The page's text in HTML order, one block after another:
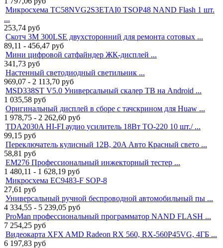
Микросхема TC58NVG2S3ETAI0 TSOP48 NAND Flash 1 шт.
...
253,74 руб
Скотч 3M 300LSE двухсторонний для ремонта сотовых ...
89,11 - 456,47 руб
Мини цифровой сатфайндер ЖК-дисплей ...
341,73 руб
Настенный светодиодный светильник ...
969,07 - 2 113,70 руб
MSD338ST V5.0 Универсальный скалер ТВ на Android ...
1 035,58 руб
Оригинальный дисплей в сборе с тачскрином для Huaw ...
1 978,75 - 2 262,60 руб
TDA2030A HI-FI аудио усилитель 18Вт TO-220 10 шт./ ...
99,15 руб
Переключатель кулисный 12В, 20A Авто Красный свето ...
58,81 руб
EM276 Профессиональный инжекторный тестер ...
1 480,11 - 1 628,19 руб
Микросхема EC9483-F SOP-8
27,61 руб
Универсальный ручной беспроводной автомобильный пы ...
4 334,55 - 5 239,05 руб
ProMan профессиональный программатор NAND FLASH ...
7 254,25 руб
Видеокарта XFX AMD Radeon RX 560, RX-560P45VG, 4ГБ ...
6 197,83 руб